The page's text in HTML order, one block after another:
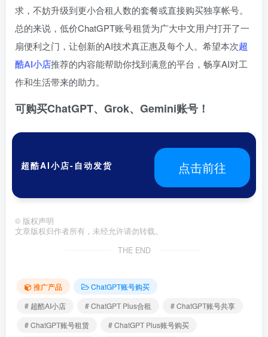
求，不妨升级到更小合租人数的套餐或直接购买独享帐号。
总的来说，低价ChatGPT账号租赁为广大中文用户打开了一
扇便利之门，让创新的AI技术真正惠及每个人。希望本次超
酷AI小店推荐的内容能帮助你找到满意的平台，畅享AI对工
作和生活带来的助力。
可购买ChatGPT、Grok、Gemini账号！
超酷AI小店-自动发货 点击前往
© 版权声明
文章版权归作者所有，未经允许请勿转载。
THE END
推广产品
ChatGPT账号购买
# 超酷AI小店
# ChatGPT Plus合租
# ChatGPT账号共享
# ChatGPT账号租赁
# ChatGPT Plus账号购买